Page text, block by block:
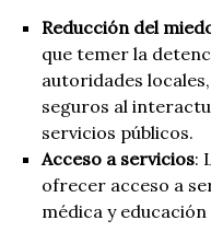
Reducción del
que temer la
autoridades
seguros al
servicios públicos.
Acceso a servicios:
ofrecer acceso a
médica y